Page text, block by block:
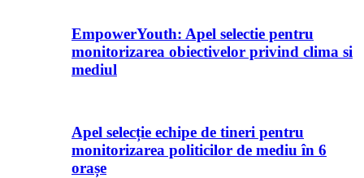
EmpowerYouth: Apel selectie pentru
monitorizarea obiectivelor privind clima si
mediul
Apel selecție echipe de tineri pentru
monitorizarea politicilor de mediu în 6
orașe